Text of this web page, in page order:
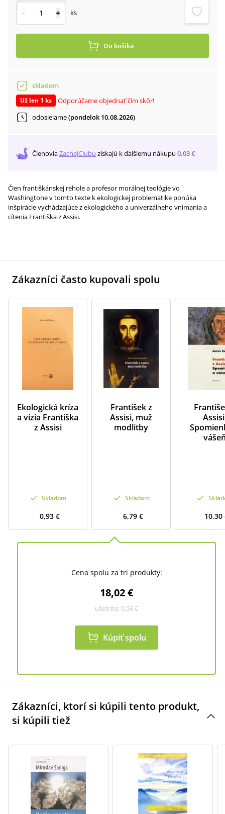
- + ks
Do košíka
skladom
Už len 1 ks
Odporúčame objednať čím skôr!
odosielame(pondelok 10.08.2026)
ČlenoviaZachejClubu získajú k ďalšiemu nákupu 0,03 €
Člen františkánskej rehole a profesor morálnej teológie vo
Washingtone v tomto texte k ekologickej problematike ponúka
inšpirácie vychádzajúce z ekologického a univerzálneho vnímania a
cítenia Františka z Assisi.
Zákazníci často kupovali spolu
Ekologická kríza
a vízia Františka
z Assisi
Skladom
0,93 €
František z
Assisi, muž
modlitby
Skladom
6,79 € 10,30
Cena spolu za tri produkty:
18,02 €
ušetríte: 0,56 €
Kúpiť spolu
Zákazníci, ktorí si kúpili tento produkt,
si kúpili tiež